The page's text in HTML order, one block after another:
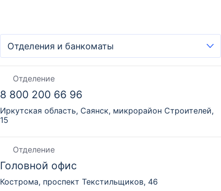
Отделение
8 800 200 66 96
Иркутская область, Саянск, микрорайон Строителей,
15
Отделение
Головной офис
Кострома, проспект Текстильщиков, 46